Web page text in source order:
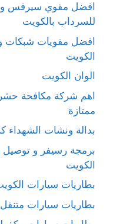
افضل مقوي سيرفس
للسرداب بالكويت
افضل مقويات
الكويت
الوان الكويت
اهم شركة مكافحة
ممتازة
بدالة ونشات
الكويت
بطاريات سيارات
بطاريات سيارات